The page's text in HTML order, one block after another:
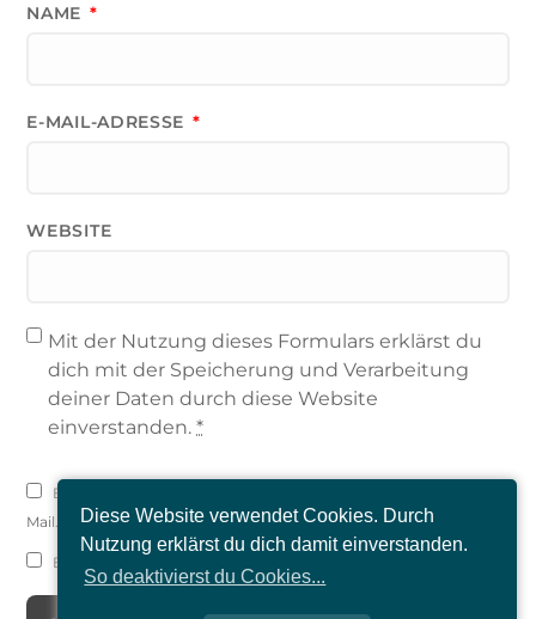
Diese Website verwendet Cookies. Durch
Nutzung erklärst du dich damit einverstanden.
So deaktivierst du Cookies...
NAME *
E-MAIL-ADRESSE *
WEBSITE
Mit der Nutzung dieses Formulars erklärst du
dich mit der Speicherung und Verarbeitung
deiner Daten durch diese Website
einverstanden.*
Benachrichtige mich über nachfolgende Kommentare via E-
Mail.
Benachrichtige mich über neue Beiträge via E-Mail.